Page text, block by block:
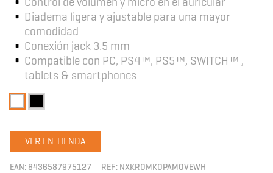
Diadema ligera y ajustable para una mayor
comodidad
Conexión jack 3.5 mm
Compatible con PC, PS4™, PS5™, SWITCH™ ,
tablets & smartphones
VER EN TIENDA
EAN: 8436587975127 REF: NXKROMKOPAMOVEWH